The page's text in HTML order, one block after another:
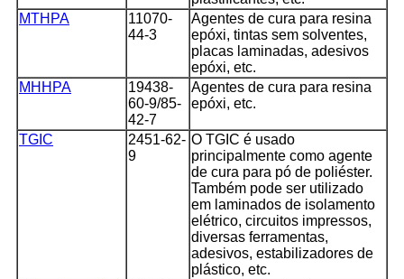
MTHPA
11070-
44-3
Agentes de cura para resina
epóxi, tintas sem solventes,
placas laminadas, adesivos
epóxi, etc.
MHHPA
19438-
60-9/85-
42-7
Agentes de cura para resina
epóxi, etc.
TGIC
2451-62-
9
O TGIC é usado
principalmente como agente
de cura para pó de poliéster.
Também pode ser utilizado
em laminados de isolamento
elétrico, circuitos impressos,
diversas ferramentas,
adesivos, estabilizadores de
plástico, etc.